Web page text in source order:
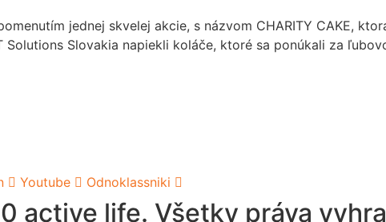
jednej skvelej akcie, s názvom CHARITY CAKE,
Solutions Slovakia napiekli koláče, ktoré sa ponúkali za
Youtube Odnoklassniki
active life. Všetky práva